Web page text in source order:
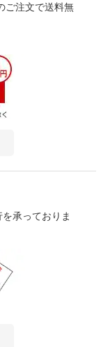
ご注文で送料無
承っておりま